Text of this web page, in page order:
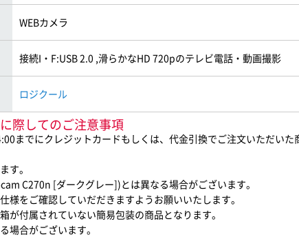
WEBカメラ
接続I・F:USB 2.0 ,滑らかなHD 720pのテレビ電話・動画撮影
ロジクール
際してのご注意事項
までにクレジットカードもしくは、代金引換でご注文いただいた
す。
C270n [ダークグレー])とは異なる場合がございます。
をご確認していだだきますようお願いいたします。
付属されていない簡易包装の商品となります。
合がございます。